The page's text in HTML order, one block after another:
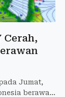
Cerah,
Jumat,
berawan